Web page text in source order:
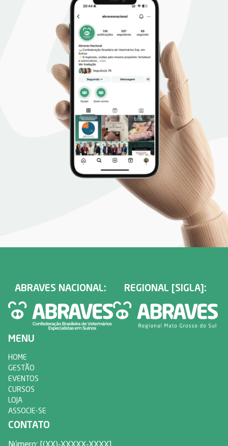
ABRAVES NACIONAL: REGIONAL [SIGLA]:
MENU
HOME
GESTÃO
EVENTOS
CURSOS
LOJA
ASSOCIE-SE
CONTATO